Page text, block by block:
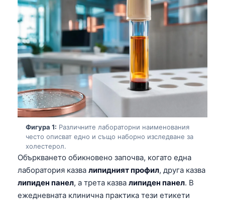
Фигура 1: Различните лабораторни наименования
често описват едно и също наборно изследване за
холестерол.
Объркването обикновено започва, когато една
лаборатория казва липидният профил, друга казва
липиден панел, а трета казва липиден панел. В
ежедневната клинична практика тези етикети